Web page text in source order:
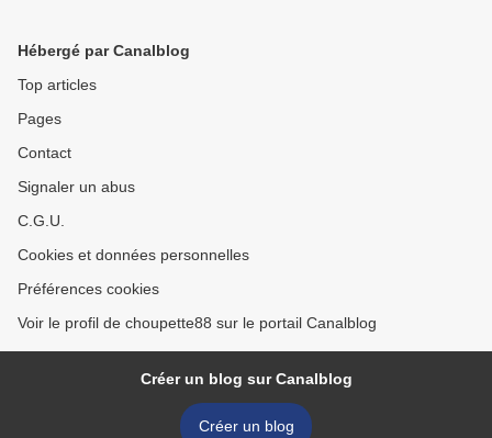
Hébergé par Canalblog
Top articles
Pages
Contact
Signaler un abus
C.G.U.
Cookies et données personnelles
Préférences cookies
Voir le profil de choupette88 sur le portail Canalblog
Créer un blog sur Canalblog
Créer un blog